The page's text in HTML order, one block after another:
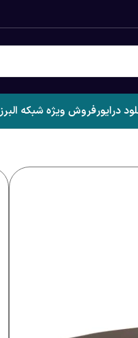
درایورفروش ویژه شبکه البرز